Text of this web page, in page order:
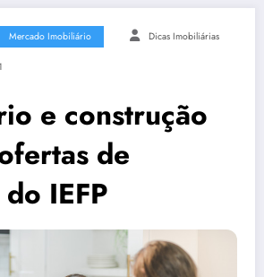
Mercado Imobiliário Dicas Imobiliárias
e construção
de
IEFP